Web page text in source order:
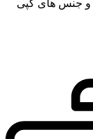
و جنس های کپی